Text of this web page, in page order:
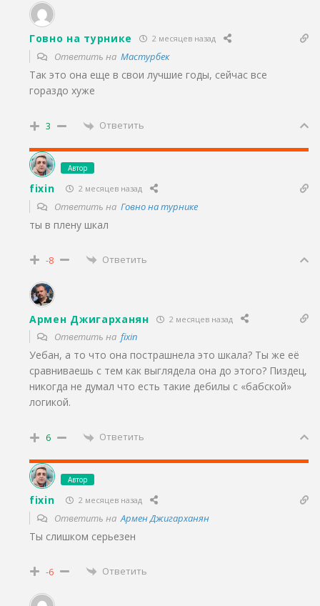
Говно на турнике 2 месяцев назад
Ответить на Мастурбек
Так это она еще в свои лучшие годы, сейчас все
гораздо хуже
3 Ответить
Автор
fixin 2 месяцев назад
Ответить на Говно на турнике
ты в плену шкал
-8 Ответить
Армен Джигарханян 2 месяцев назад
Ответить на fixin
Уебан, а то что она пострашнела это шкала? Ты же её
сравниваешь с тем как выглядела она до этого? Пиздец,
никогда не думал что есть такие дебилы с «бабской»
логикой.
6 Ответить
Автор
fixin 2 месяцев назад
Ответить на Армен Джигарханян
Ты слишком серьезен
-6 Ответить